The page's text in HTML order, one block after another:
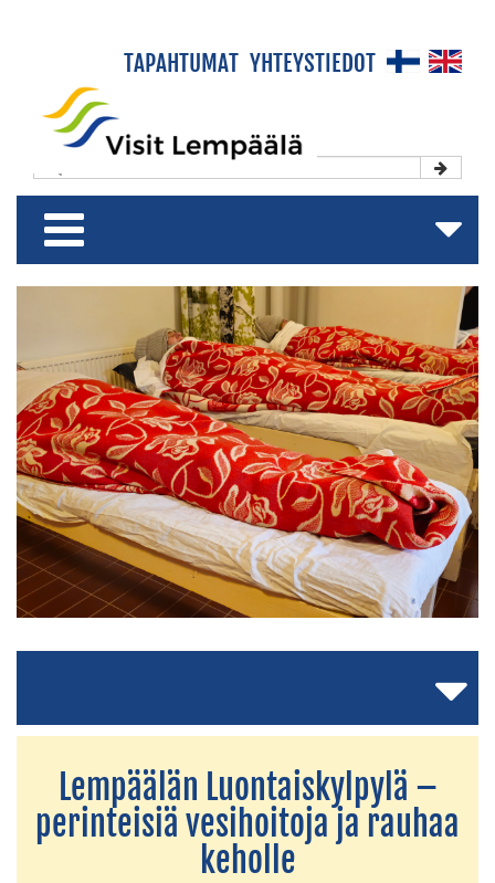
YHTEYSTIEDOT
TAPAHTUMAT ×
Etusivu
Majoitu & Rentoudu
Shoppaile & Nauti
Matkailuesite
MAJOITUS
Hotelli
Vaihmalan
Lempee
Sauna
Stay
Lempäälän Luontaiskylpylä –
perinteisiä vesihoitoja ja rauhaa
keholle